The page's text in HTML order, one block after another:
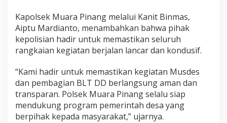
Kapolsek Muara Pinang melalui Kanit Binmas,
Aiptu Mardianto, menambahkan bahwa pihak
kepolisian hadir untuk memastikan seluruh
rangkaian kegiatan berjalan lancar dan kondusif.
“Kami hadir untuk memastikan kegiatan Musdes
dan pembagian BLT DD berlangsung aman dan
transparan. Polsek Muara Pinang selalu siap
mendukung program pemerintah desa yang
berpihak kepada masyarakat,” ujarnya.